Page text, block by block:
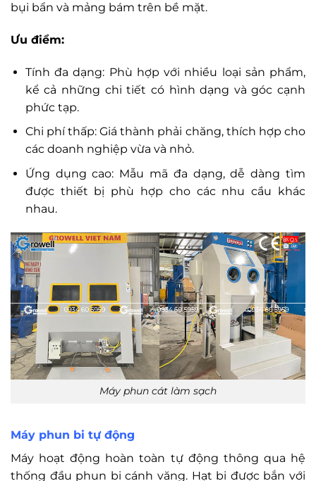
bụi bẩn và mảng bám trên bề mặt.
Ưu điểm:
Tính đa dạng: Phù hợp với nhiều loại sản phẩm,
kể cả những chi tiết có hình dạng và góc cạnh
phức tạp.
Chi phí thấp: Giá thành phải chăng, thích hợp cho
các doanh nghiệp vừa và nhỏ.
Ứng dụng cao: Mẫu mã đa dạng, dễ dàng tìm
được thiết bị phù hợp cho các nhu cầu khác
nhau.
Máy phun cát làm sạch
Máy phun bi tự động
Máy hoạt động hoàn toàn tự động thông qua hệ
thống đầu phun bi cánh văng. Hạt bi được bắn với